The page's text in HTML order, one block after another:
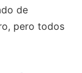
de
pero todos